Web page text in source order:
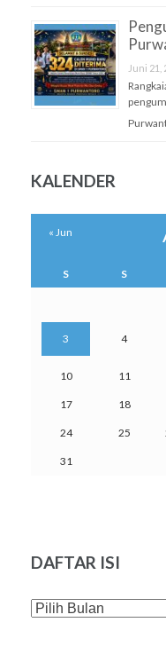
Juni 21,
KALENDER
S S
3 4
10 11
17 18
24 25
31
« Jun
DAFTAR ISI
DAFTAR